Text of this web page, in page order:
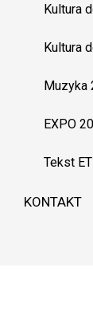
Kultura
Kultura
Muzyka
EXPO
Tekst
KONTAKT